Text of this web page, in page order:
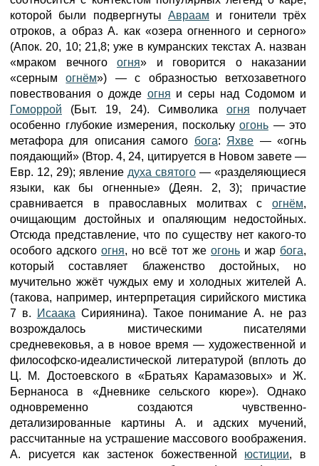
которой были подвергнуты Авраам и гонители трёх
отроков, а образ А. как «озера огненного и серного»
(Апок. 20, 10; 21,8; уже в кумранских текстах А. назван
«мраком вечного огня» и говорится о наказании
«сернымогнём») — с образностью ветхозаветного
повествования о дожде огня и серы над Содомом и
Гоморрой (Быт. 19, 24). Символика огня получает
особенно глубокие измерения, поскольку огонь — это
метафора для описания самого бога: Яхве — «огнь
поядающий» (Втор. 4, 24, цитируется в Новом завете —
Евр. 12, 29); явление духа святого — «разделяющиеся
языки, как бы огненные» (Деян. 2, 3); причастие
сравнивается в православных молитвах с огнём,
очищающим достойных и опаляющим недостойных.
Отсюда представление, что по существу нет какого-то
особого адского огня, но всё тот же огонь и жар бога,
который составляет блаженство достойных, но
мучительно жжёт чуждых ему и холодных жителей А.
(такова, например, интерпретация сирийского мистика
7 в.
Исаака Сириянина). Такое понимание А. не раз
возрождалось мистическими писателями
средневековья, а в новое время — художественной и
философско-идеалистической литературой (вплоть до
Ц. М. Достоевского в «Братьях Карамазовых» и Ж.
Бернаноса в «Дневнике сельского кюре»). Однако
одновременно создаются чувственно-
детализированные картины А. и адских мучений,
рассчитанные на устрашение массового воображения.
А. рисуется как застенок божественной юстиции, в